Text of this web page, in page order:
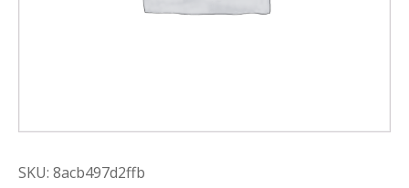
SKU: 8acb497d2ffb